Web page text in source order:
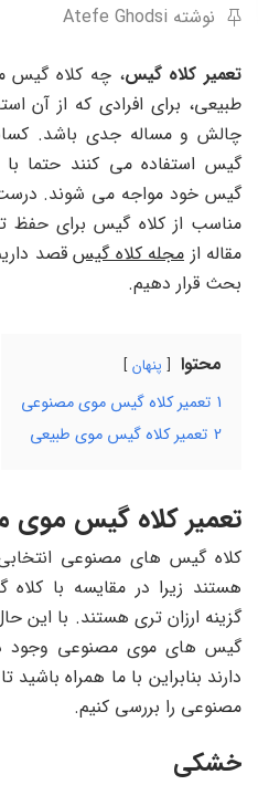
نوشته Atefe Ghodsi
تعمیر کلاه گیس، چه کلاه گیس
طبیعی، برای افرادی که از آن
چالش و مساله جدی باشد.
گیس استفاده می کنند حتما
گیس خود مواجه می شوند. درست
مناسب از کلاه گیس برای حفظ
مقاله از مجله کلاه گیس قصد
بحث قرار دهیم.
محتوا پنهان
1 تعمیر کلاه گیس موی مصنوعی
2 تعمیر کلاه گیس موی طبیعی
تعمیر کلاه گیس موی
کلاه گیس های مصنوعی
هستند زیرا در مقایسه با
گزینه ارزان تری هستند. با این
گیس های موی مصنوعی وجود
دارند بنابراین با ما همراه
مصنوعی را بررسی کنیم.
خشکی